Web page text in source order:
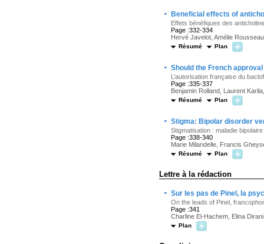
· Beneficial effects of
Effets bénéfiques des
Page :332-334
Hervé Javelot, Amélie Rousseau
Résumé Plan
· Should the French
L’autorisation française du
Page :335-337
Benjamin Rolland, Laurent
Résumé Plan
· Stigma: Bipolar disorder
Stigmatisation : maladie
Page :338-340
Marie Milandelle, Francis
Résumé Plan
Lettre à la rédaction
· Sur les pas de Pinel, la
On the leads of Pinel,
Page :341
Charline El-Hachem, Elina
Plan